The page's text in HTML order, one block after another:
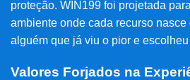
proteção. WIN199 foi projetada
ambiente onde cada recurso
alguém que já viu o pior e
Valores Forjados na